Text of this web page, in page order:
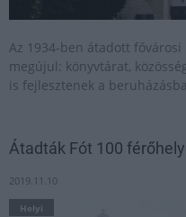
Az 1934-ben átadott
megújul: könyvtárat,
is fejlesztenek a
Átadták Fót 100
2019.11.10
Helyi